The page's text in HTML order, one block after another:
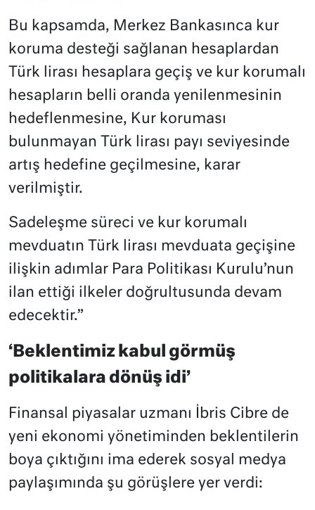
Bu kapsamda, Merkez Bankasınca kur
koruma desteği sağlanan hesaplardan
Türk lirası hesaplara geçiş ve kur korumalı
hesapların belli oranda yenilenmesinin
hedeflenmesine, Kur koruması
bulunmayan Türk lirası payı seviyesinde
artış hedefine geçilmesine, karar
verilmiştir.
Sadeleşme süreci ve kur korumalı
mevduatın Türk lirası mevduata geçişine
ilişkin adımlar Para Politikası Kurulu’nun
ilan ettiği ilkeler doğrultusunda devam
edecektir.”
‘Beklentimiz kabul görmüş
politikalara dönüş idi’
Finansal piyasalar uzmanı İbris Cibre de
yeni ekonomi yönetiminden beklentilerin
boya çıktığını ima ederek sosyal medya
paylaşımında şu görüşlere yer verdi: